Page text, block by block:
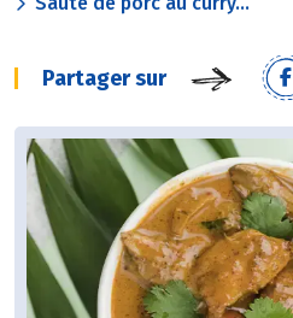
Partager sur